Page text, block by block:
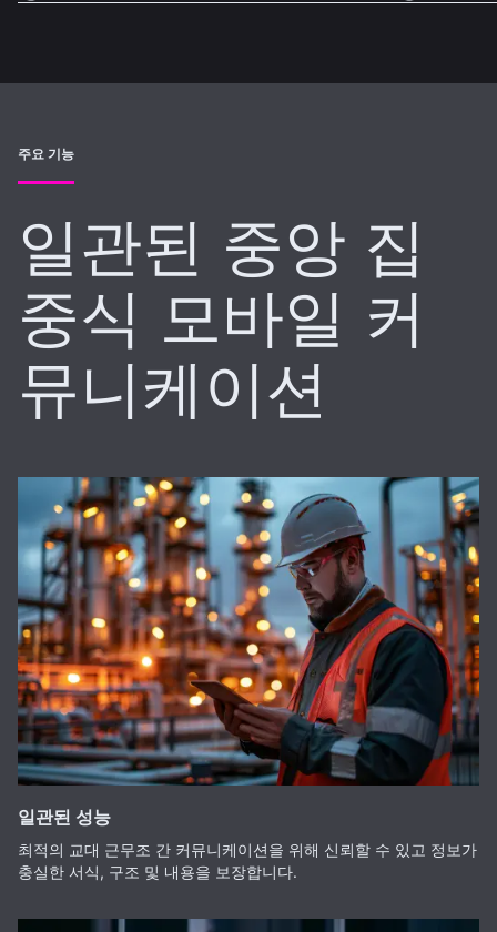
주요 기능
일관된 중앙 집
중식 모바일 커
뮤니케이션
일관된 성능
최적의 교대 근무조 간 커뮤니케이션을 위해 신뢰할 수 있고 정보가
충실한 서식, 구조 및 내용을 보장합니다.